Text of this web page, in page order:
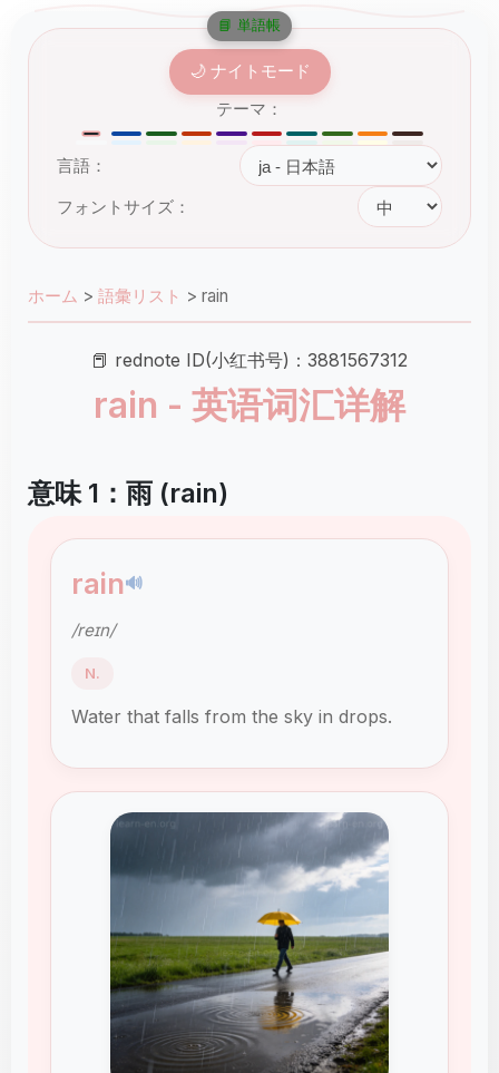
🌙 ナイトモード
テーマ：
言語：
フォントサイズ：
ホーム > 語彙リスト > rain
📕 rednote ID(小红书号)：3881567312
rain - 英语词汇详解
意味 1：雨 (rain)
rain🔊
/reɪn/
N.
Water that falls from the sky in drops.
📘 単語帳